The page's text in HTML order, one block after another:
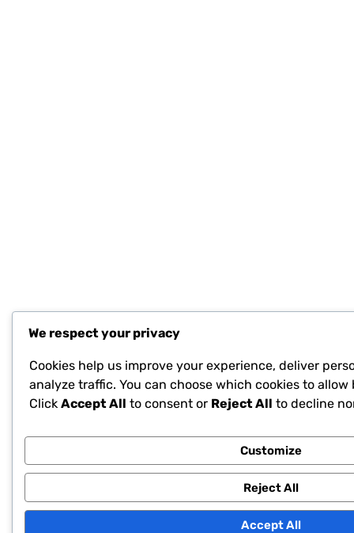
We respect your privacy
Cookies help us improve your experience, deliver
analyze traffic. You can choose which cookies to
Click Accept All to consent or Reject All to decline
Customize
Reject All
Accept All